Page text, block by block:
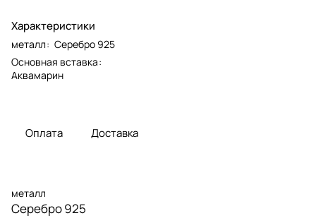
Характеристики
металл: Серебро 925
Основная вставка:
Аквамарин
Оплата Доставка
металл
Серебро 925